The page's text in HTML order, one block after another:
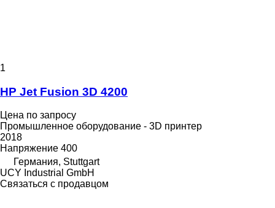
1
HP Jet Fusion 3D 4200
Цена по запросу
Промышленное оборудование - 3D принтер
2018
Напряжение 400
Германия, Stuttgart
UCY Industrial GmbH
Связаться с продавцом